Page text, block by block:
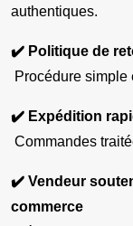
authentiques.
✔️ Politique de
Procédure simple
✔️ Expédition
Commandes
✔️ Vendeur
commerce